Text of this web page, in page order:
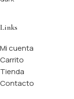
Links
Mi cuenta
Carrito
Tienda
Contacto